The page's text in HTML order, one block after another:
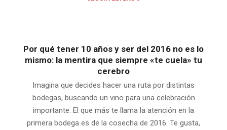
Por qué tener 10 años y ser del 2016 no es lo
mismo: la mentira que siempre «te cuela» tu
cerebro
Imagina que decides hacer una ruta por distintas
bodegas, buscando un vino para una celebración
importante. El que más te llama la atención en la
primera bodega es de la cosecha de 2016. Te gusta,